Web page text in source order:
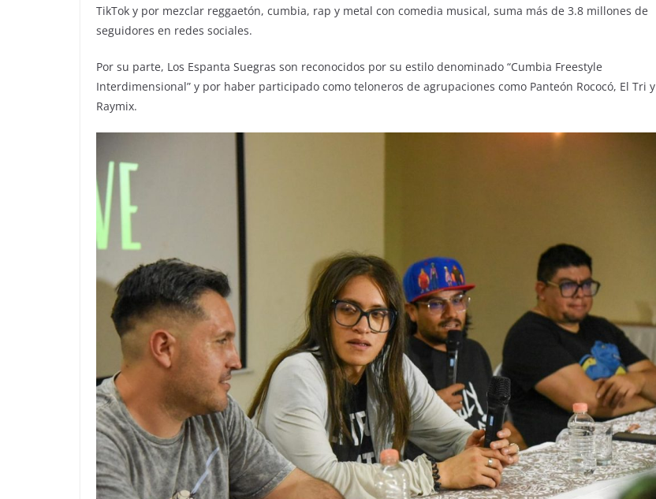
TikTok y por mezclar reggaetón, cumbia, rap y metal con comedia musical, suma más de 3.8 millones de
seguidores en redes sociales.
Por su parte, Los Espanta Suegras son reconocidos por su estilo denominado “Cumbia Freestyle
Interdimensional” y por haber participado como teloneros de agrupaciones como Panteón Rococó, El Tri y
Raymix.